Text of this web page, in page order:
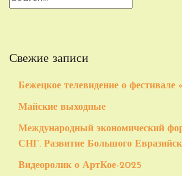
Свежие записи
Бежецкое телевидение о фестивале
Майские выходные
Международный экономический
СНГ. Развитие Большого
Видеоролик о АртКое-2025